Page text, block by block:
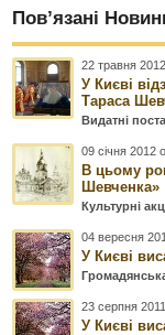
Пов’язані
22 травня
У Києві
Тараса
Видатні
09 січня 2012
В цьому
Шевченка»
Культурні
04 вересня
У Києві
23 серпня
У Києві